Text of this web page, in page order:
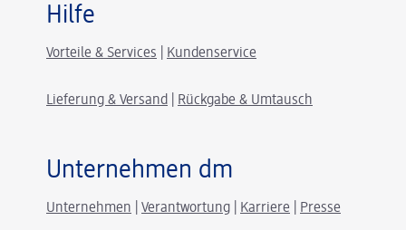
Hilfe
Vorteile & Services Kundenservice
Lieferung & Versand Rückgabe & Umtausch
Unternehmen dm
Unternehmen Verantwortung Karriere Presse